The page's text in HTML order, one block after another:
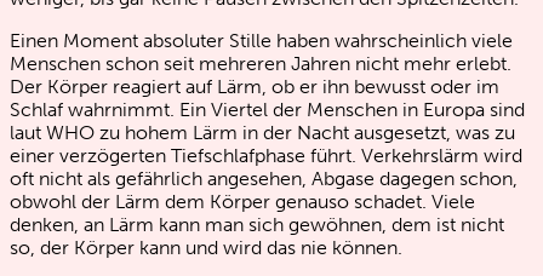
Einen Moment absoluter Stille haben wahrscheinlich viele
Menschen schon seit mehreren Jahren nicht mehr erlebt.
Der Körper reagiert auf Lärm, ob er ihn bewusst oder im
Schlaf wahrnimmt. Ein Viertel der Menschen in Europa sind
laut WHO zu hohem Lärm in der Nacht ausgesetzt, was zu
einer verzögerten Tiefschlafphase führt. Verkehrslärm wird
oft nicht als gefährlich angesehen, Abgase dagegen schon,
obwohl der Lärm dem Körper genauso schadet. Viele
denken, an Lärm kann man sich gewöhnen, dem ist nicht
so, der Körper kann und wird das nie können.